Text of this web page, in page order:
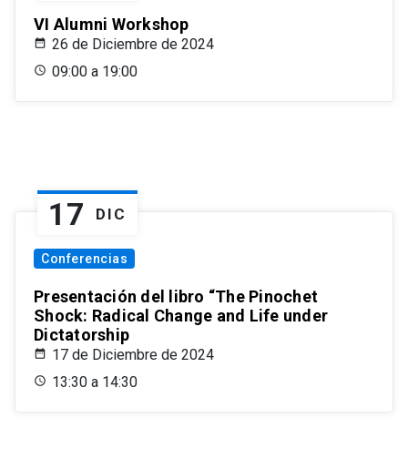
VI Alumni Workshop
26 de Diciembre de 2024
09:00 a 19:00
17 DIC
Conferencias
Presentación del libro “The Pinochet
Shock: Radical Change and Life under
Dictatorship
17 de Diciembre de 2024
13:30 a 14:30